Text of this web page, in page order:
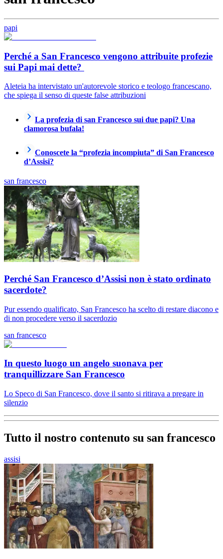
papi
Perché a San Francesco vengono attribuite profezie
sui Papi mai dette?
Aleteia ha intervistato un'autorevole storico e teologo francescano,
che spiega il senso di queste false attribuzioni
La profezia di san Francesco sui due papi? Una
clamorosa bufala!
Conoscete la “profezia incompiuta” di San Francesco
d’Assisi?
san francesco
Perché San Francesco d’Assisi non è stato ordinato
sacerdote?
Pur essendo qualificato, San Francesco ha scelto di restare diacono e
di non procedere verso il sacerdozio
san francesco
In questo luogo un angelo suonava per
tranquillizzare San Francesco
Lo Speco di San Francesco, dove il santo si ritirava a pregare in
silenzio
Tutto il nostro contenuto su san francesco
assisi